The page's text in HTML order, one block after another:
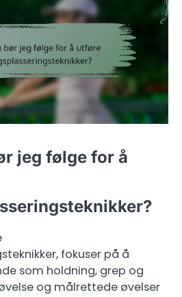
jeg følge for å
fokuser på å
som holdning, grep og
og målrettede øvelser